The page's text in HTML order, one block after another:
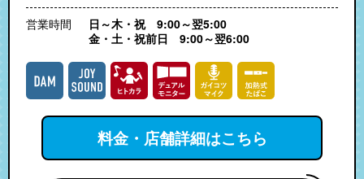
営業時間
日～木・祝 9:00～翌5:00
金・土・祝前日 9:00～翌6:00
料金・店舗詳細はこちら